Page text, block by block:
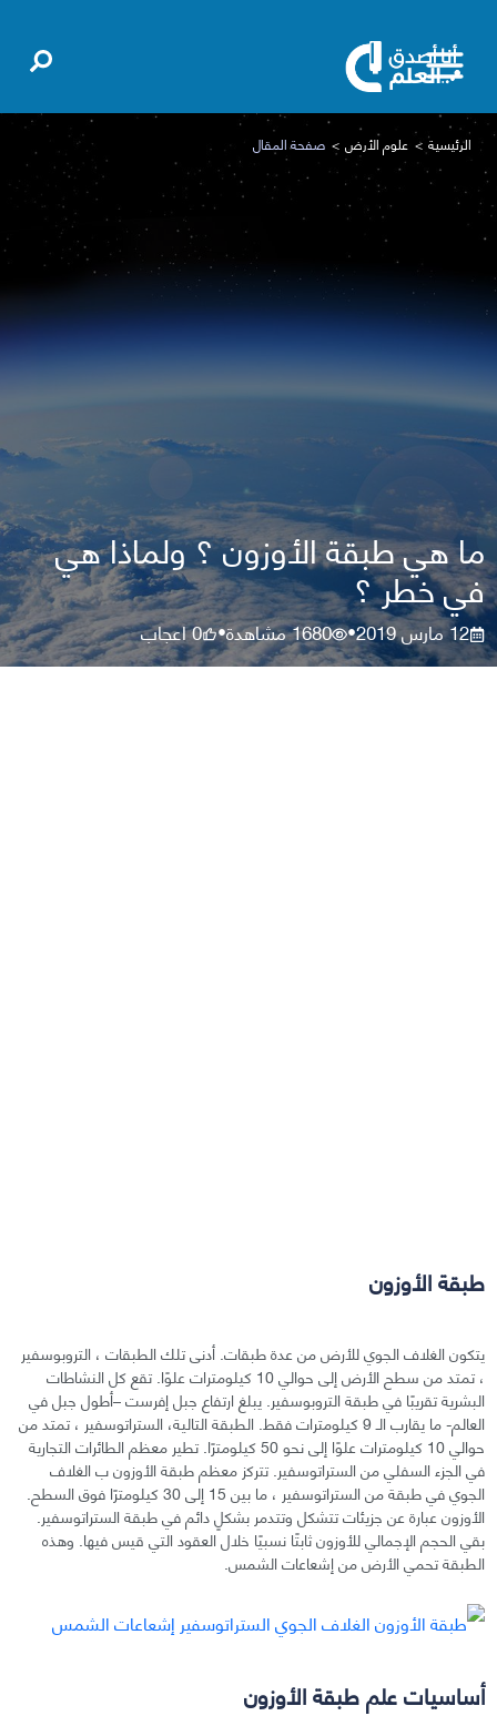
الرئيسية علوم الأرض صفحة المقال
ما هي طبقة الأوزون ؟ ولماذا هي
في خطر ؟
12 مارس 2019 •
1680مشاهدة•
0اعجاب
طبقة الأوزون
يتكون الغلاف الجوي للأرض من عدة طبقات. أدنى تلك الطبقات ، التروبوسفير
، تمتد من سطح الأرض إلى حوالي 10 كيلومترات علوًا. تقع كل النشاطات
البشرية تقريبًا في طبقة التروبوسفير. يبلغ ارتفاع جبل إفرست –أطول جبل في
العالم- ما يقارب الـ 9 كيلومترات فقط. الطبقة التالية، الستراتوسفير ، تمتد من
حوالي 10 كيلومترات علوًا إلى نحو 50 كيلومترًا. تطير معظم الطائرات التجارية
في الجزء السفلي من الستراتوسفير. تتركز معظم طبقة الأوزون ب الغلاف
الجوي في طبقة من الستراتوسفير ، ما بين 15 إلى 30 كيلومترًا فوق السطح.
الأوزون عبارة عن جزيئات تتشكل وتتدمر بشكلٍ دائم في طبقة الستراتوسفير.
بقي الحجم الإجمالي للأوزون ثابتًا نسبيًا خلال العقود التي قيس فيها. وهذه
الطبقة تحمي الأرض من إشعاعات الشمس.
أساسيات علم طبقة الأوزون